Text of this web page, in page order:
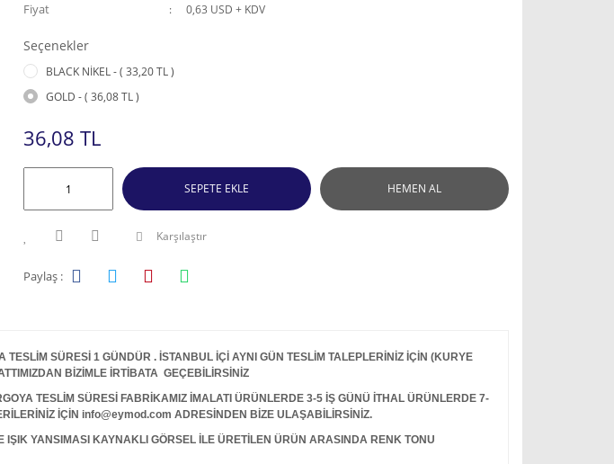
Fiyat 0,63 USD + KDV
Seçenekler
BLACK NİKEL - ( 33,20 TL )
GOLD - ( 36,08 TL )
36,08 TL
SEPETE EKLE HEMEN AL
Karşılaştır
Paylaş :
SÜRESİ 1 GÜNDÜR . İSTANBUL İÇİ AYNI GÜN TESLİM TALEPLERİNİZ İÇİN (KURYE
BİZİMLE İRTİBATA GEÇEBİLİRSİNİZ
TESLİM SÜRESİ FABRİKAMIZ İMALATI ÜRÜNLERDE 3-5 İŞ GÜNÜ İTHAL ÜRÜNLERDE 7-
İÇİN info@eymod.com ADRESİNDEN BİZE ULAŞABİLİRSİNİZ.
IŞIK YANSIMASI KAYNAKLI GÖRSEL İLE ÜRETİLEN ÜRÜN ARASINDA RENK TONU